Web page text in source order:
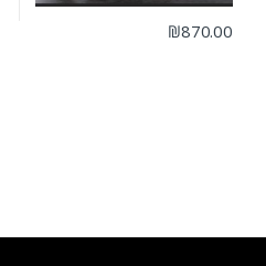
₪870.00